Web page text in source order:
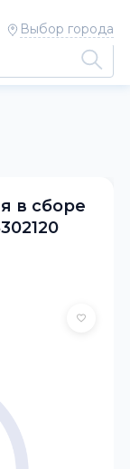
Выбор города
КАММИНЗ
в сборе